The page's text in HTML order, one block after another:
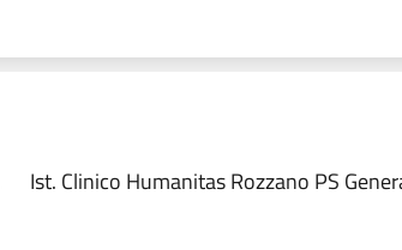
Ist. Clinico Humanitas Rozzano PS